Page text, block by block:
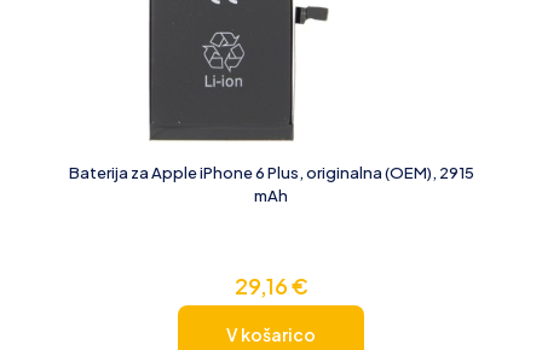
Baterija za Apple iPhone 6 Plus, originalna (OEM), 2915
mAh
29,16€
V košarico